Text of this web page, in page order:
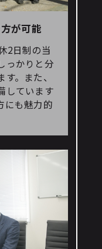
が可能
2日制の当
っかりと分
。また、
しています
にも魅力的